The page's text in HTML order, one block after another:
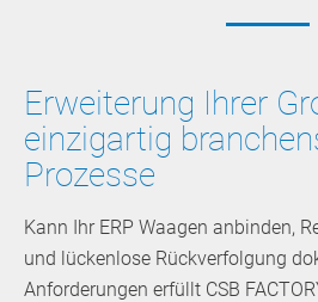
Erweiterung Ihrer
einzigartig
Prozesse
Kann Ihr ERP Waagen anbinden,
und lückenlose Rückverfolgung
Anforderungen erfüllt CSB